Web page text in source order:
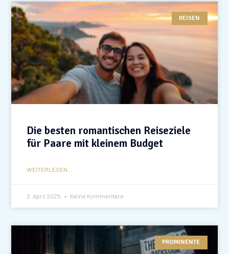
REISEN
Die besten romantischen Reiseziele
für Paare mit kleinem Budget
WEITERLESEN...
2. April 2025 Keine Kommentare
PROMINENTE